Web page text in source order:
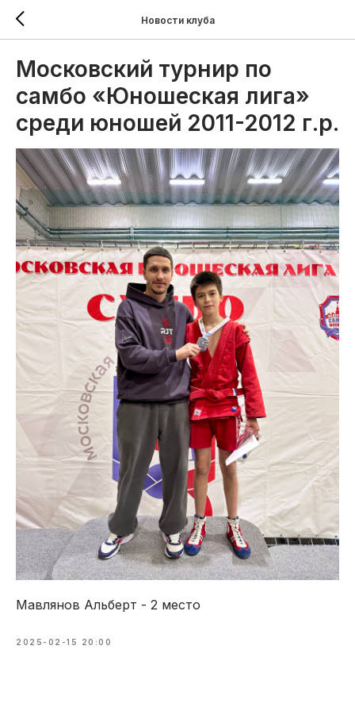
Новости клуба
Московский турнир по
самбо «Юношеская лига»
среди юношей 2011-2012 г.р.
Мавлянов Альберт - 2 место
2025-02-15 20:00